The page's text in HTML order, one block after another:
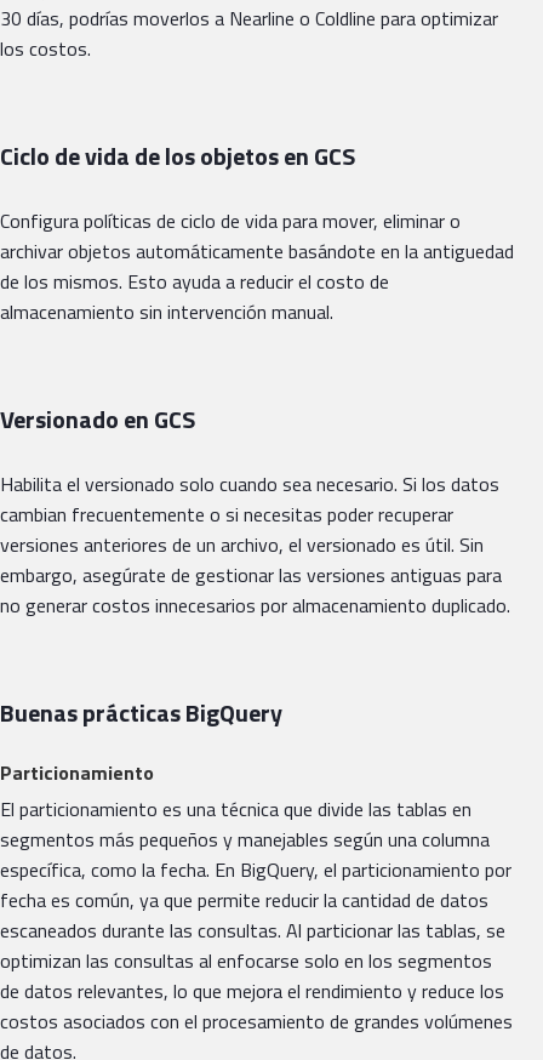
30 días, podrías moverlos a Nearline o Coldline para optimizar
los costos.
Ciclo de vida de los objetos en GCS
Configura políticas de ciclo de vida para mover, eliminar o
archivar objetos automáticamente basándote en la antiguedad
de los mismos. Esto ayuda a reducir el costo de
almacenamiento sin intervención manual.
Versionado en GCS
Habilita el versionado solo cuando sea necesario. Si los datos
cambian frecuentemente o si necesitas poder recuperar
versiones anteriores de un archivo, el versionado es útil. Sin
embargo, asegúrate de gestionar las versiones antiguas para
no generar costos innecesarios por almacenamiento duplicado.
Buenas prácticas BigQuery
Particionamiento
El particionamiento es una técnica que divide las tablas en
segmentos más pequeños y manejables según una columna
específica, como la fecha. En BigQuery, el particionamiento por
fecha es común, ya que permite reducir la cantidad de datos
escaneados durante las consultas. Al particionar las tablas, se
optimizan las consultas al enfocarse solo en los segmentos
de datos relevantes, lo que mejora el rendimiento y reduce los
costos asociados con el procesamiento de grandes volúmenes
de datos.